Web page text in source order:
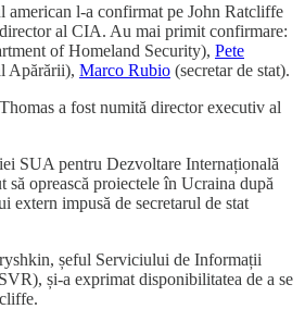
american l-a confirmat pe John Ratcliffe
al CIA. Au mai primit confirmare:
of Homeland Security), Pete
Apărării), Marco Rubio (secretar de stat).
a fost numită director executiv al
SUA pentru Dezvoltare Internațională
oprească proiectele în Ucraina după
extern impusă de secretarul de stat
șeful Serviciului de Informații
și-a exprimat disponibilitatea de a se